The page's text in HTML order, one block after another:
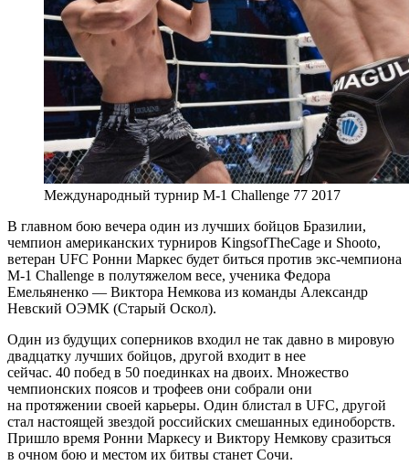
Международный турнир M-1 Challenge 77 2017
В главном бою вечера один из лучших бойцов Бразилии,
чемпион американских турниров KingsofTheCage и Shooto,
ветеран UFC Ронни Маркес будет биться против экс-чемпиона
M-1 Challenge в полутяжелом весе, ученика Федора
Емельяненко — Виктора Немкова из команды Александр
Невский ОЭМК (Старый Оскол).
Один из будущих соперников входил не так давно в мировую
двадцатку лучших бойцов, другой входит в нее
сейчас. 40 побед в 50 поединках на двоих. Множество
чемпионских поясов и трофеев они собрали они
на протяжении своей карьеры. Один блистал в UFC, другой
стал настоящей звездой российских смешанных единоборств.
Пришло время Ронни Маркесу и Виктору Немкову сразиться
в очном бою и местом их битвы станет Сочи.